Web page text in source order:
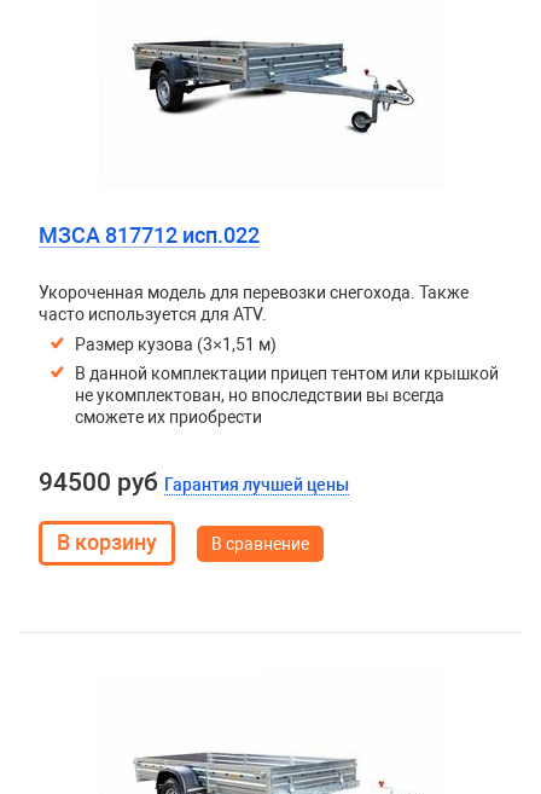
МЗСА 817712 исп.022
Укороченная модель для перевозки снегохода. Также
часто используется для ATV.
Размер кузова (3×1,51 м)
В данной комплектации прицеп тентом или крышкой
не укомплектован, но впоследствии вы всегда
сможете их приобрести
94500 руб Гарантия лучшей цены
В сравнение